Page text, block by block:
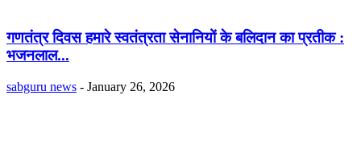
गणतंत्र दिवस हमारे स्वतंत्रता सेनानियों के बलिदान का प्रतीक :
भजनलाल...
sabguru news - January 26, 2026